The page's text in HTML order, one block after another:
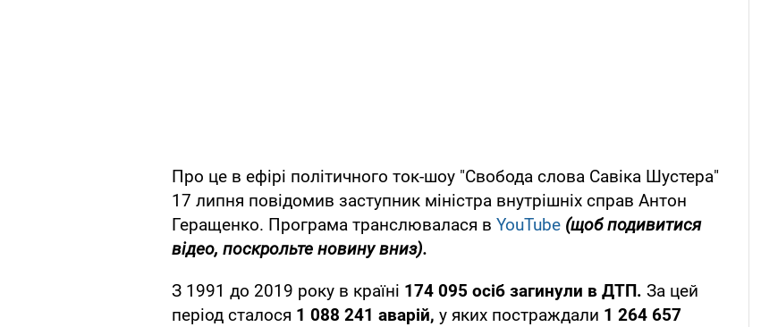
Про це в ефірі політичного ток-шоу "Свобода слова Савіка Шустера"
17 липня повідомив заступник міністра внутрішніх справ Антон
Геращенко. Програма транслювалася в YouTube (щоб подивитися
відео, поскрольте новину вниз).
З 1991 до 2019 року в країні 174 095 осіб загинули в ДТП. За цей
період сталося 1 088 241 аварій, у яких постраждали 1 264 657